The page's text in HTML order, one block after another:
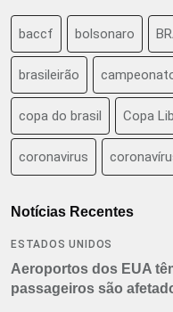
baccf bolsonaro
brasileirão
copa do brasil Copa
coronavirus
Notícias Recentes
ESTADOS UNIDOS
Aeroportos dos EUA
passageiros são